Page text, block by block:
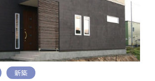
新築